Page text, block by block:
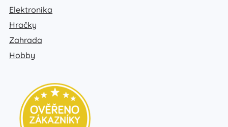
Elektronika
Hračky
Zahrada
Hobby